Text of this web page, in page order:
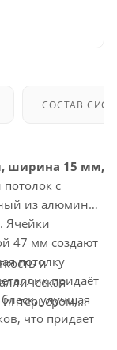
СОСТАВ
ширина 15 мм,
с
из алюминия
Ячейки
47 мм создают
потолку
придаёт
улучшая
что придает
и
интерьером,